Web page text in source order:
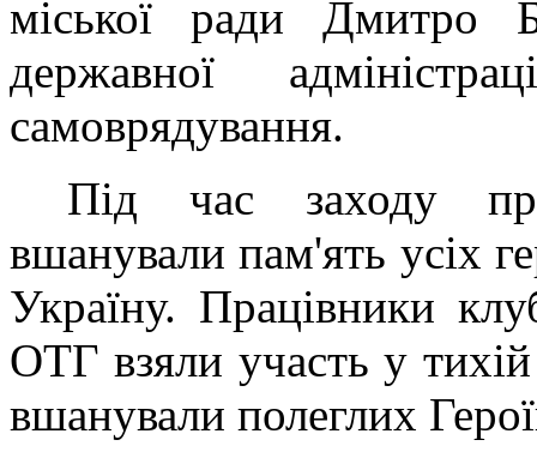
міської ради Дмитро
державної
самоврядування.
Під час заходу
вшанували пам'ять усіх
Україну. Працівники
ОТГ взяли участь у
вшанували полеглих